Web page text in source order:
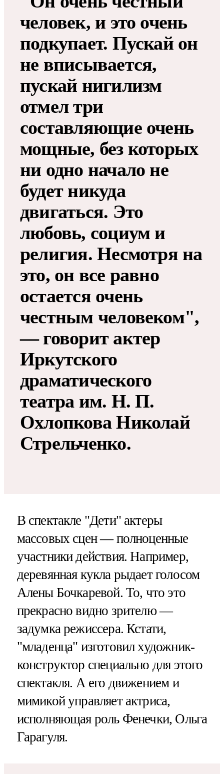
человек, и это очень
подкупает. Пускай он
не вписывается,
пускай нигилизм
отмел три
составляющие очень
мощные, без которых
ни одно начало не
будет никуда
двигаться. Это
любовь, социум и
религия. Несмотря на
это, он все равно
остается очень
честным человеком",
— говорит актер
Иркутского
драматического
театра им. Н. П.
Охлопкова Николай
Стрельченко.
В спектакле "Дети" актеры
массовых сцен — полноценные
участники действия. Например,
деревянная кукла рыдает голосом
Алены Бочкаревой. То, что это
прекрасно видно зрителю —
задумка режиссера. Кстати,
"младенца" изготовил художник-
конструктор специально для этого
спектакля. А его движением и
мимикой управляет актриса,
исполняющая роль Фенечки, Ольга
Гарагуля.